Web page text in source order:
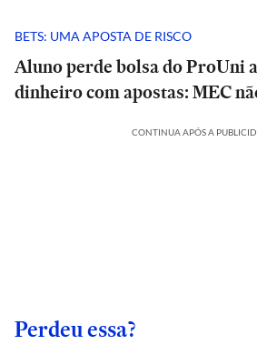
BETS: UMA APOSTA DE RISCO
Aluno perde bolsa do ProUni
dinheiro com apostas: MEC
CONTINUA APÓS A
Perdeu essa?